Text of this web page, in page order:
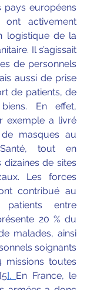
pays européens
activement
logistique de la
Il s’agissait
de personnels
aussi de prise
de patients, de
En effet,
exemple a livré
masques au
tout en
de sites
Les forces
contribué au
entre
20 % du
malades, ainsi
soignants
toutes
]. En France, le